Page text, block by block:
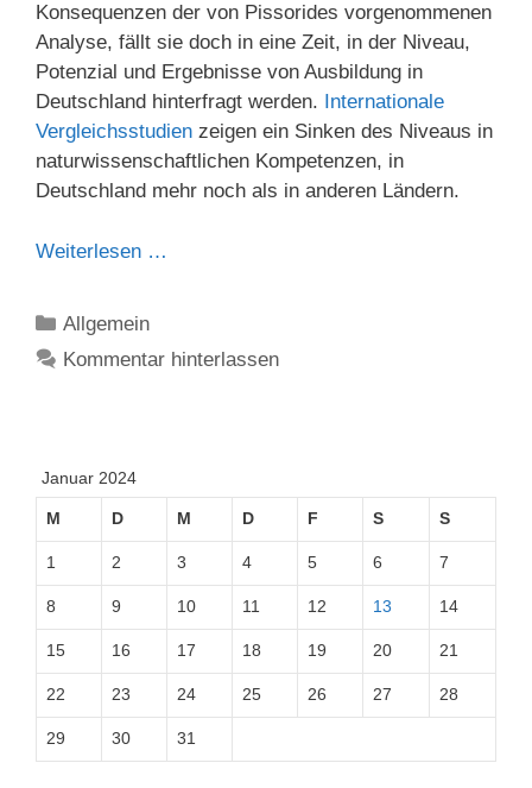
Konsequenzen der von Pissorides vorgenommenen
Analyse, fällt sie doch in eine Zeit, in der Niveau,
Potenzial und Ergebnisse von Ausbildung in
Deutschland hinterfragt werden.
Internationale
Vergleichsstudien zeigen ein Sinken des Niveaus in
naturwissenschaftlichen Kompetenzen, in
Deutschland mehr noch als in anderen Ländern.
Weiterlesen …
Kategorien
Allgemein
Kommentar hinterlassen
Januar 2024
M D M D F S S
1 2 3 4 5 6 7
8 9 10 11 12 13 14
15 16 17 18 19 20 21
22 23 24 25 26 27 28
29 30 31